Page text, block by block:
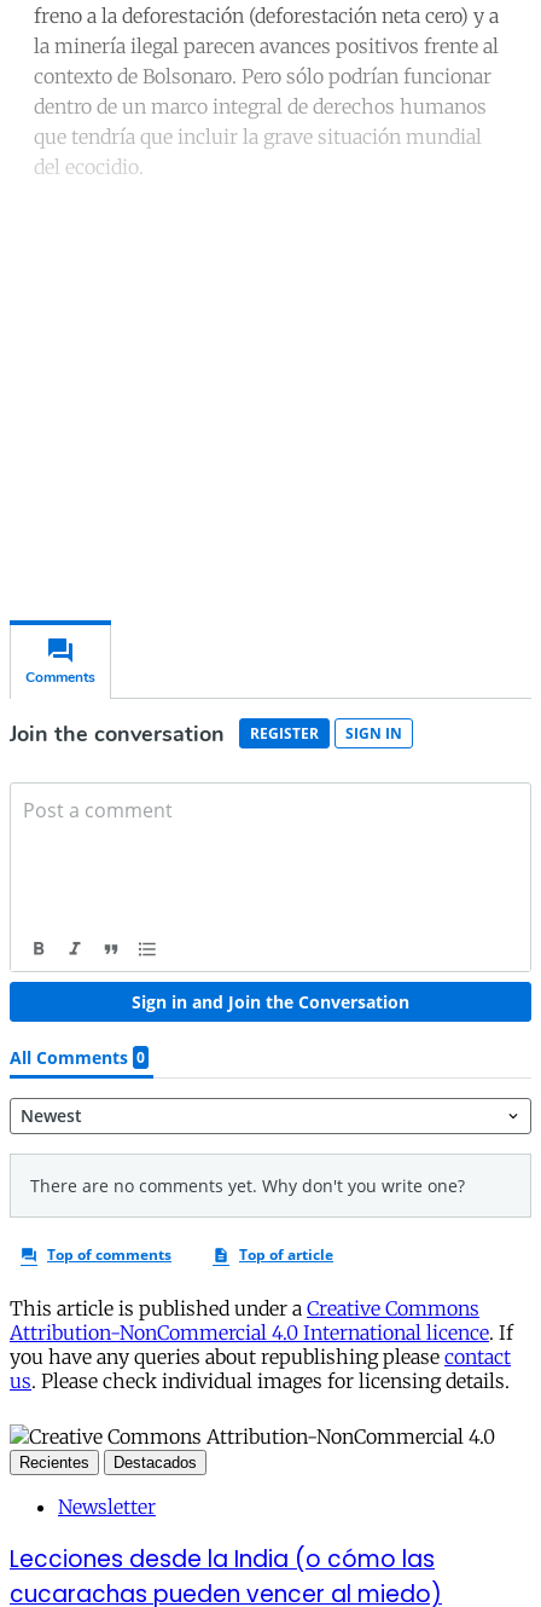
freno a la deforestación (deforestación neta cero) y a
la minería ilegal parecen avances positivos frente al
contexto de Bolsonaro. Pero sólo podrían funcionar
dentro de un marco integral de derechos humanos
que tendría que incluir la grave situación mundial
del ecocidio.
This article is published under a Creative Commons
Attribution-NonCommercial 4.0 International licence. If
you have any queries about republishing please contact
us. Please check individual images for licensing details.
Recientes Destacados
Newsletter
Lecciones desde la India (o cómo las
cucarachas pueden vencer al miedo)